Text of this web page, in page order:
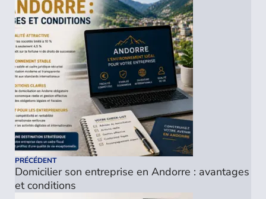
PRÉCÉDENT
Domicilier son entreprise en Andorre : avantages
et conditions